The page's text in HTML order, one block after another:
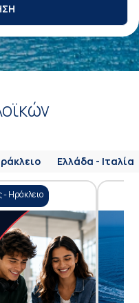
Ελλάδα - Ιταλία
- Ηράκλειο